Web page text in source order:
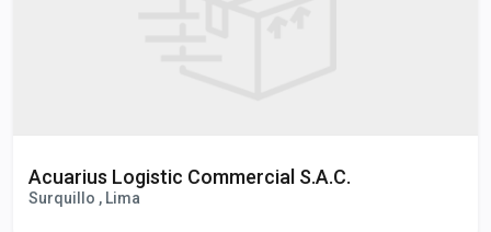
Acuarius Logistic Commercial S.A.C.
Surquillo , Lima